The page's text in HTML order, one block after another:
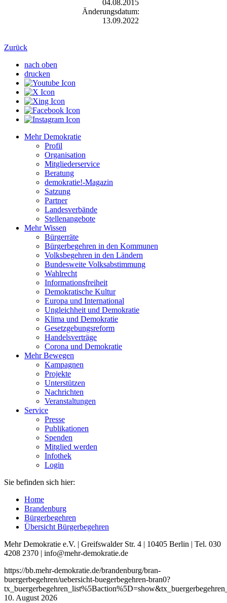
04.08.2015
Änderungsdatum:
13.09.2022
Zurück
nach oben
drucken
Mehr Demokratie
Profil
Organisation
Mitgliederservice
Beratung
demokratie!-Magazin
Satzung
Partner
Landesverbände
Stellenangebote
Mehr Wissen
Bürgerräte
Bürgerbegehren in den Kommunen
Volksbegehren in den Ländern
Bundesweite Volksabstimmung
Wahlrecht
Informationsfreiheit
Demokratische Kultur
Europa und International
Ungleichheit und Demokratie
Klima und Demokratie
Gesetzgebungsreform
Handelsverträge
Corona und Demokratie
Mehr Bewegen
Kampagnen
Projekte
Unterstützen
Nachrichten
Veranstaltungen
Service
Presse
Publikationen
Spenden
Mitglied werden
Infothek
Login
Sie befinden sich hier:
Home
Brandenburg
Bürgerbegehren
Übersicht Bürgerbegehren
Mehr Demokratie e.V. | Greifswalder Str. 4 | 10405 Berlin | Tel. 030
4208 2370 | info@mehr-demokratie.de
https://bb.mehr-demokratie.de/brandenburg/bran-
buergerbegehren/uebersicht-buegerbegehren-bran0?
10. August 2026